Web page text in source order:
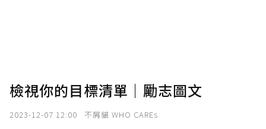
檢視你的目標清單｜勵志圖文
2023-12-07 12:00 不屑貓 WHO CAREs